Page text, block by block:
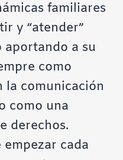
familiares
y “atender”
a su
como
la comunicación
como una
derechos.
cada